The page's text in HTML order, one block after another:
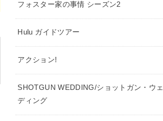
フォスター家の事情 シーズン2
Hulu ガイドツアー
アクション!
SHOTGUN WEDDING/ショットガン・ウェ
ディング